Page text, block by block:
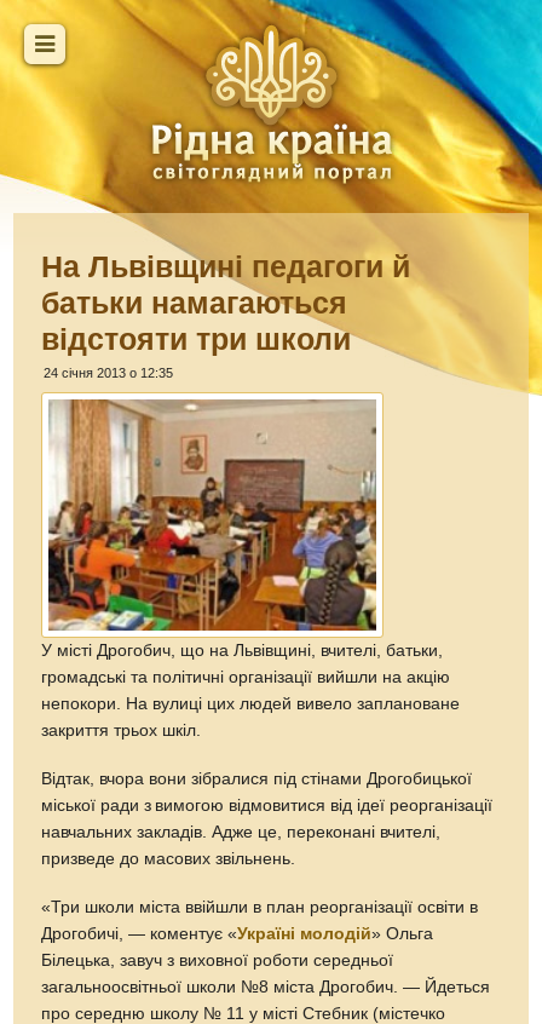
На Львівщині педагоги й
батьки намагаються
відстояти три школи
24 січня 2013 о 12:35
У місті Дрогобич, що на Львівщині, вчителі, батьки,
громадські та політичні організації вийшли на акцію
непокори. На вулиці цих людей вивело заплановане
закриття трьох шкіл.
Відтак, вчора вони зібралися під стінами Дрогобицької
міської ради з вимогою відмовитися від ідеї реорганізації
навчальних закладів. Адже це, переконані вчителі,
призведе до масових звільнень.
«Три школи міста ввійшли в план реорганізації освіти в
Дрогобичі, — коментує «Україні молодій» Ольга
Білецька, завуч з виховної роботи середньої
загальноосвітньої школи №8 міста Дрогобич. — Йдеться
про середню школу № 11 у місті Стебник (містечко